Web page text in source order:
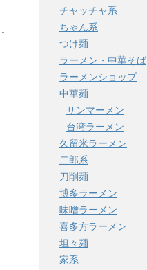
チャッチャ系
ちゃん系
つけ麺
ラーメン・中華そば
ラーメンショップ
中華麺
サンマーメン
台湾ラーメン
久留米ラーメン
二郎系
刀削麺
博多ラーメン
味噌ラーメン
喜多方ラーメン
坦々麺
家系